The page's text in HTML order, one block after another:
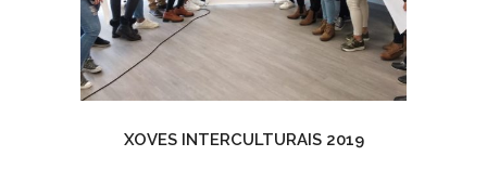
XOVES INTERCULTURAIS 2019